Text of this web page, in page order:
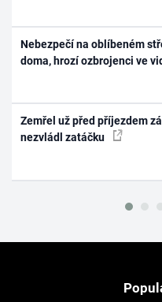
Nebezpečí na oblíbeném
doma, hrozí ozbrojenci ve
Zemřel už před příjezdem
nezvládl zatáčku